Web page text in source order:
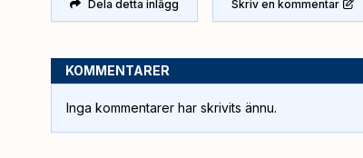
Dela detta inlägg Skriv en kommentar
KOMMENTARER
Inga kommentarer har skrivits ännu.